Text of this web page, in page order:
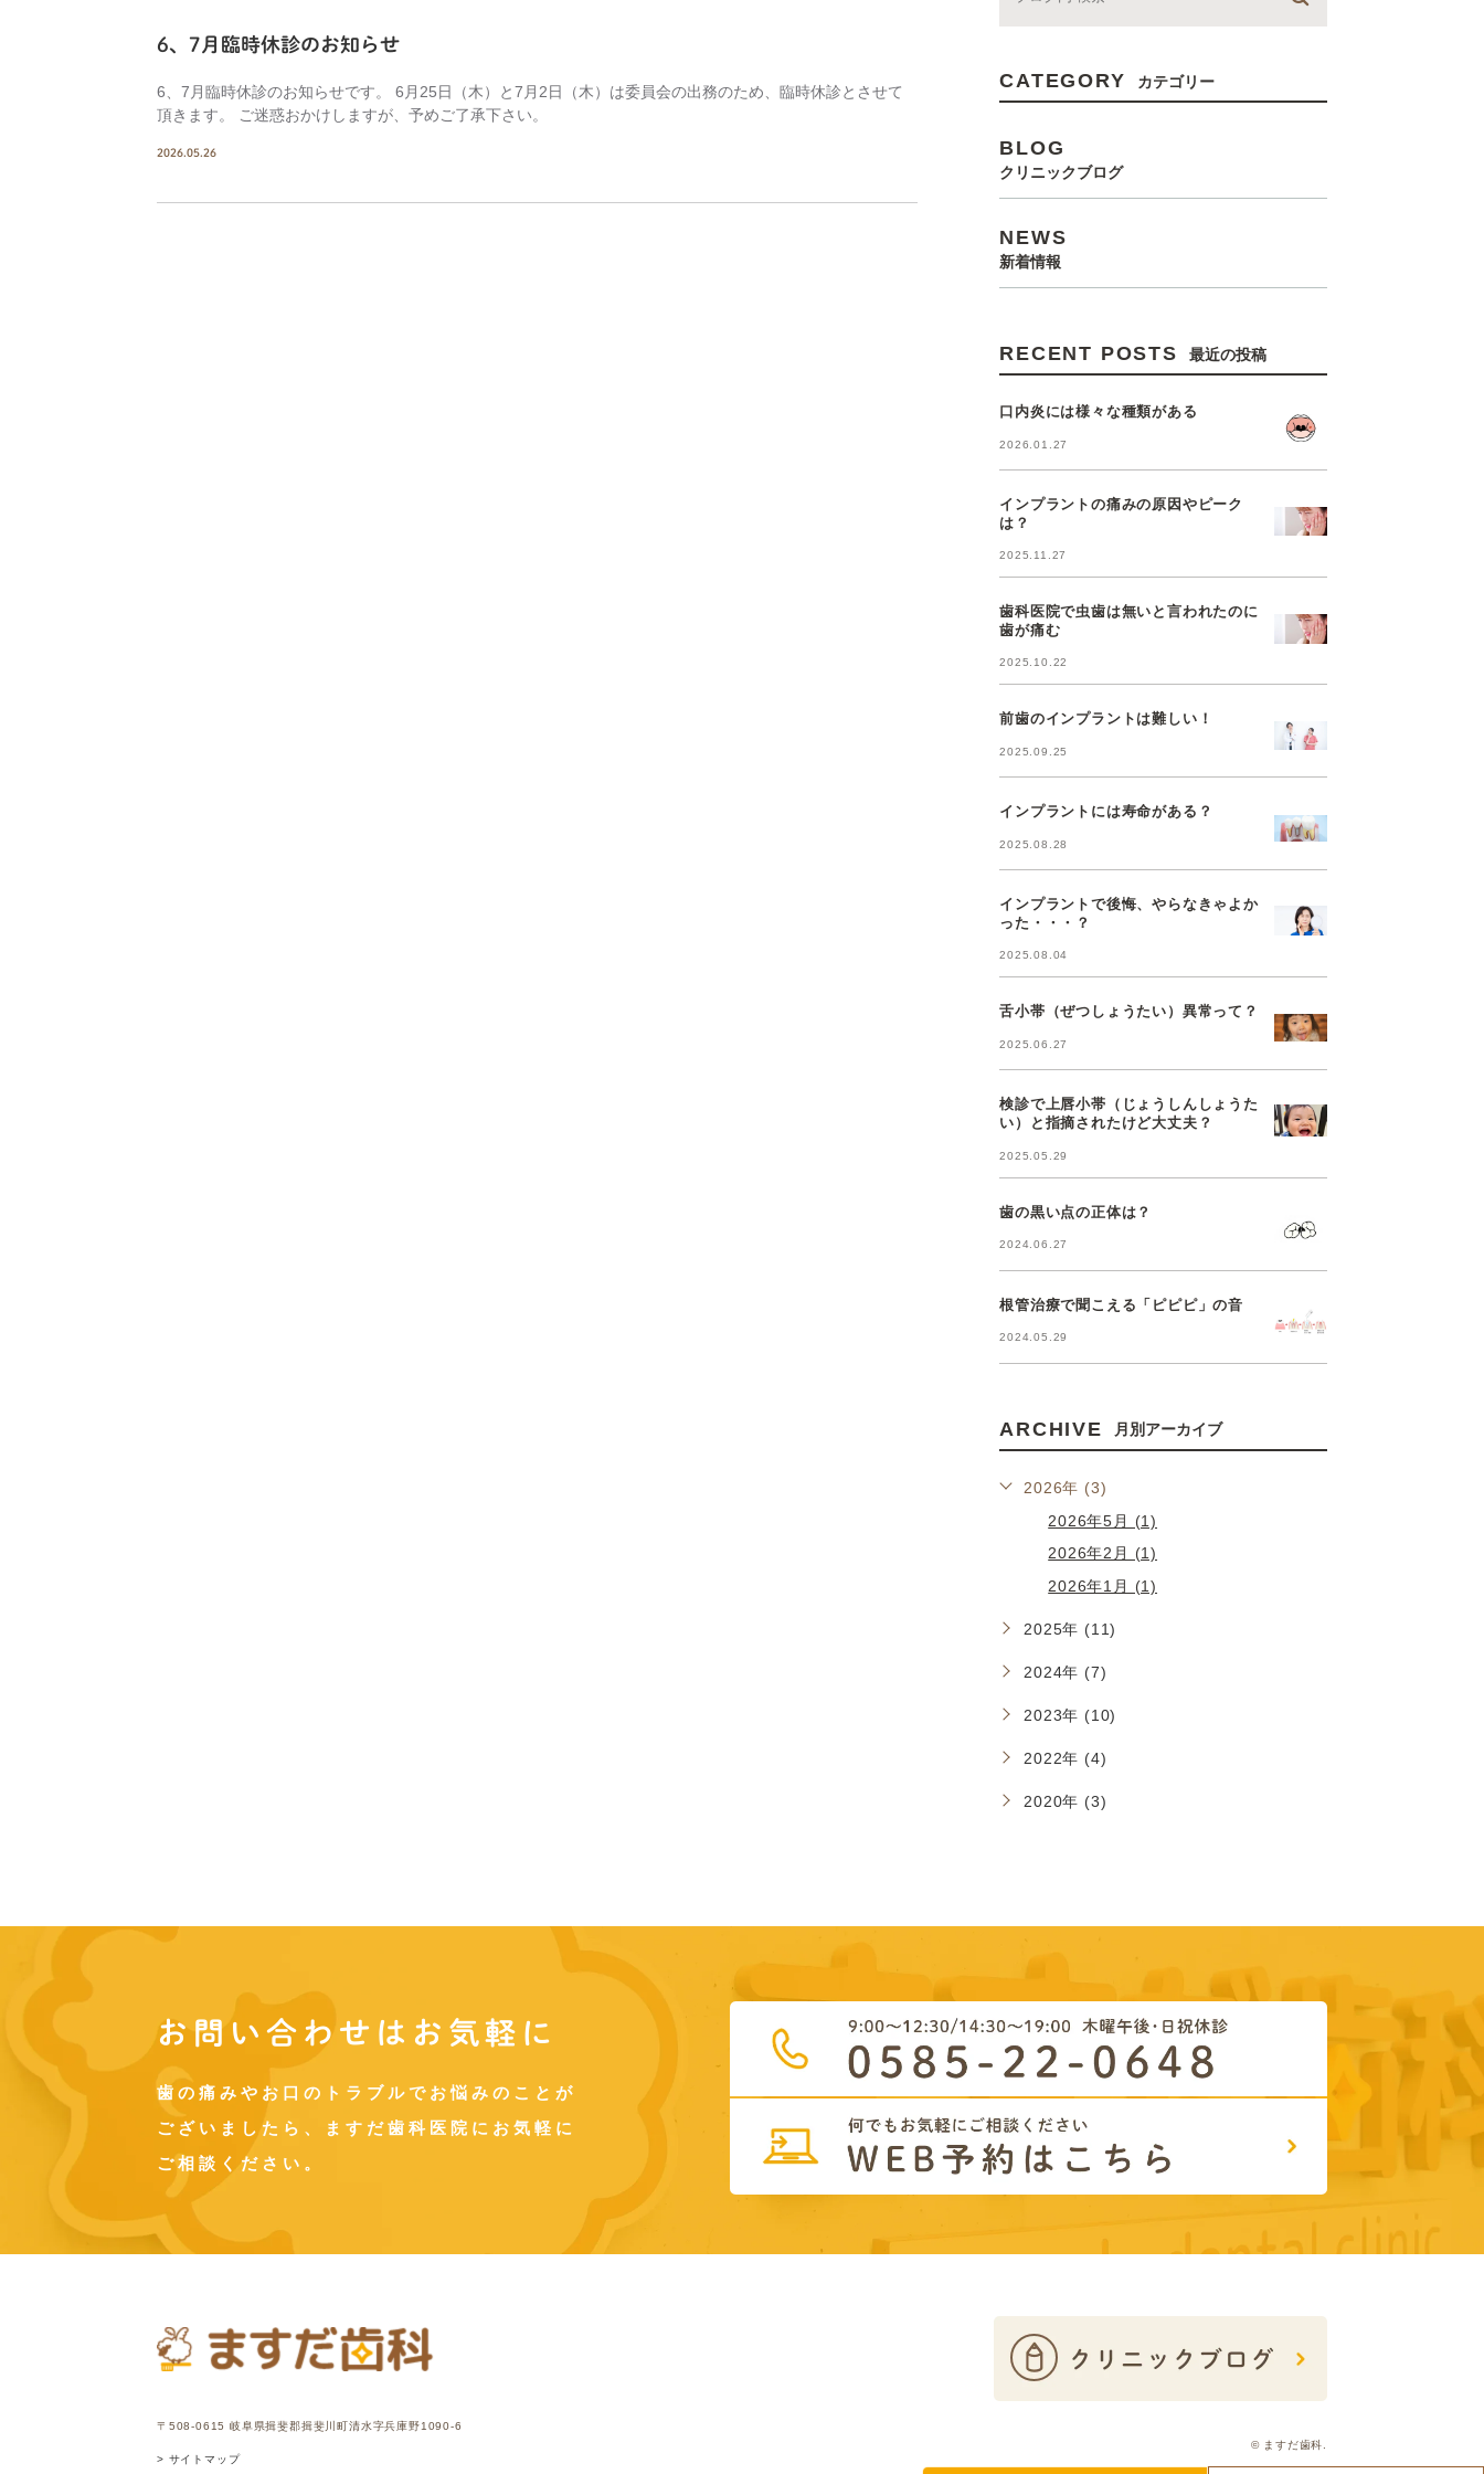
6、7月臨時休診のお知らせ
6、7月臨時休診のお知らせです。 6月25日（木）と7月2日（木）は委員会の出務のため、臨時休診とさせて
頂きます。 ご迷惑おかけしますが、予めご了承下さい。
2026.05.26
CATEGORY カテゴリー
BLOG
クリニックブログ
NEWS
新着情報
RECENT POSTS 最近の投稿
口内炎には様々な種類がある
2026.01.27
インプラントの痛みの原因やピーク
は？
2025.11.27
歯科医院で虫歯は無いと言われたのに
歯が痛む
2025.10.22
前歯のインプラントは難しい！
2025.09.25
インプラントには寿命がある？
2025.08.28
インプラントで後悔、やらなきゃよか
った・・・？
2025.08.04
舌小帯（ぜつしょうたい）異常って？
2025.06.27
検診で上唇小帯（じょうしんしょうた
い）と指摘されたけど大丈夫？
2025.05.29
歯の黒い点の正体は？
2024.06.27
根管治療で聞こえる「ピピピ」の音
2024.05.29
ARCHIVE 月別アーカイブ
2026年 (3)
2026年5月 (1)
2026年2月 (1)
2026年1月 (1)
2025年 (11)
2024年 (7)
2023年 (10)
2022年 (4)
2020年 (3)
お問い合わせはお気軽に
歯の痛みやお口のトラブルでお悩みのことが
ございましたら、ますだ歯科医院にお気軽に
ご相談ください。
〒508-0615 岐阜県揖斐郡揖斐川町清水字兵庫野1090-6
> サイトマップ
© ますだ歯科.